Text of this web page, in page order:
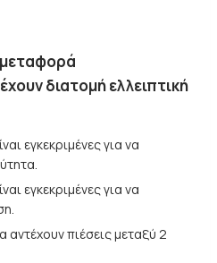
μεταφορά
διατομή ελλειπτική
εγκεκριμένες για να
εγκεκριμένες για να
αντέχουν πιέσεις μεταξύ 2